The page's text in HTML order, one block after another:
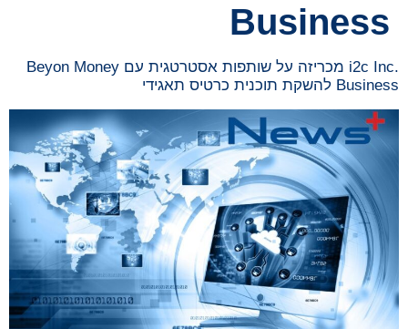
Business
.i2c Inc מכריזה על שותפות אסטרטגית עם Beyon Money
Business להשקת תוכנית כרטיס תאגידי